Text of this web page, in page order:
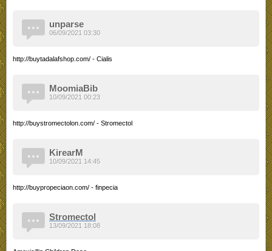
unparse
http://buytadalafshop.com/ - Cialis
06/09/2021 03:30
MoomiaBib
http://buystromectolon.com/ - Stromectol
10/09/2021 00:23
KirearM
http://buypropeciaon.com/ - finpecia
10/09/2021 14:45
Stromectol
13/09/2021 18:08